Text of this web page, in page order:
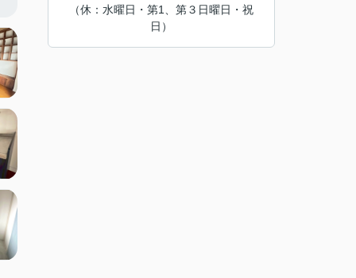
（休：水曜日・第1、第３日曜日・祝
日）